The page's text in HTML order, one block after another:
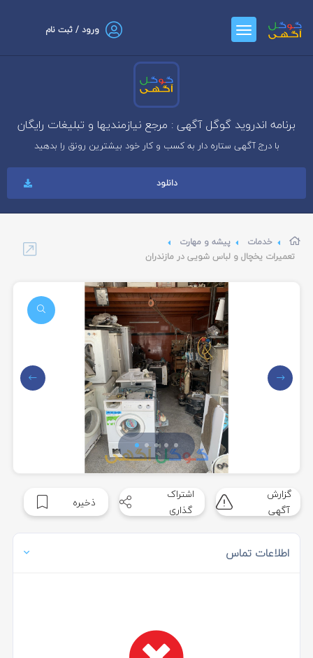
ورود / ثبت نام
برنامه اندروید گوگل آگهی : مرجع نیازمندیها و تبلیغات رایگان
با درج آگهی ستاره دار به کسب و کار خود بیشترین رونق را بدهید
دانلود
خدمات
پیشه و مهارت
تعمیرات یخچال و لباس شویی در مازندران
گزارش
آگهی
اشتراک
گذاری
ذخیره
اطلاعات تماس